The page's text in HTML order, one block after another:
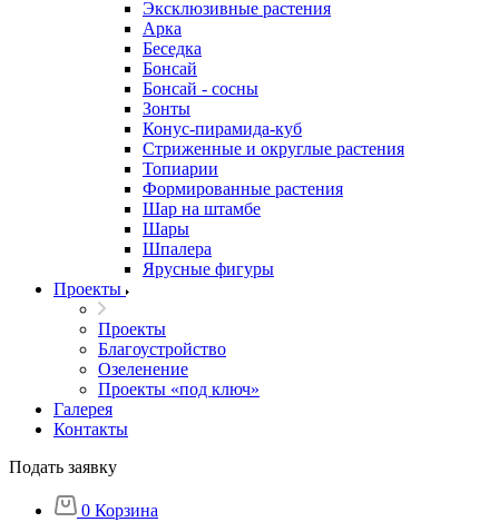
Эксклюзивные растения
Арка
Беседка
Бонсай
Бонсай - сосны
Зонты
Конус-пирамида-куб
Стриженные и округлые растения
Топиарии
Формированные растения
Шар на штамбе
Шары
Шпалера
Ярусные фигуры
Проекты
Проекты
Благоустройство
Озеленение
Проекты «под ключ»
Галерея
Контакты
Подать заявку
0 Корзина